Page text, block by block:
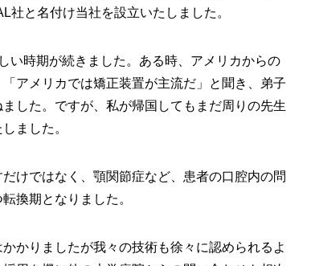
と名付け当社を設立いたしました。
い時期が続きました。ある時、アメリカからの
アメリカでは矯正装置が主流だ」と聞き、弟子
した。ですが、私が帰国してもまだ周りの先生
ました。
けではなく、顎関節症など、患者の口腔内の問
換期となりました。
かりましたが我々の技術も徐々に認められるよ